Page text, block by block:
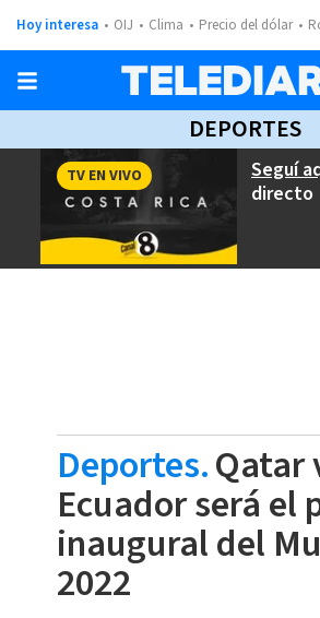
Hoy interesa OIJ Clima Precio del dólar
DEPORTES
Seguí
directo
TV EN VIVO
Deportes.Qatar
Ecuador será el
inaugural del
2022